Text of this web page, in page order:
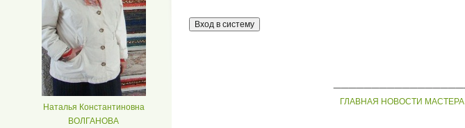
Наталья Константиновна
ВОЛГАНОВА
ГЛАВНАЯ НОВОСТИ МАСТЕРА